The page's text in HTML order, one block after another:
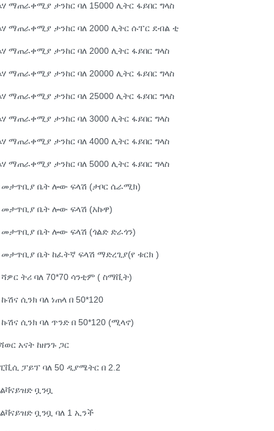
ማጠራቀሚያ ታንከር ባለ 15000 ሊትር ፋይበር ግላስ
ማጠራቀሚያ ታንከር ባለ 2000 ሊትር ሱፐር ደብል ቲ
ማጠራቀሚያ ታንከር ባለ 2000 ሊትር ፋይበር ግላስ
ማጠራቀሚያ ታንከር ባለ 20000 ሊትር ፋይበር ግላስ
ማጠራቀሚያ ታንከር ባለ 25000 ሊትር ፋይበር ግላስ
ማጠራቀሚያ ታንከር ባለ 3000 ሊትር ፋይበር ግላስ
ማጠራቀሚያ ታንከር ባለ 4000 ሊትር ፋይበር ግላስ
ማጠራቀሚያ ታንከር ባለ 5000 ሊትር ፋይበር ግላስ
መታጥቢያ ቤት ሎው ፍላሽ (ታቦር ሴራሚክ)
መታጥቢያ ቤት ሎው ፍላሽ (አኩዋ)
መታጥቢያ ቤት ሎው ፍላሽ (ጎልድ ድራጎን)
መታጥቢያ ቤት ከፈትኛ ፍላሽ ማድረጊያ(የ ቱርክ )
ሻዎር ትሪ ባለ 70*70 ሳንቲም ( ስማቪት)
ኩሽና ሲንክ ባለ ነጠላ በ 50*120
ኩሽና ሲንክ ባለ ጥንድ በ 50*120 (ሚላኖ)
አናት ከዘንጉ ጋር
ፓይፕ ባለ 50 ዲያሜትር በ 2.2
ቧንቧ
ቧንቧ ባለ 1 ኢንች